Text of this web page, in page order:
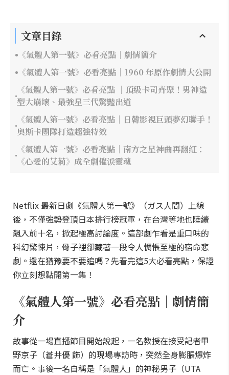
文章目錄
《氣體人第一號》必看亮點｜劇情簡介
《氣體人第一號》必看亮點｜1960 年原作劇情大公開
《氣體人第一號》必看亮點 ｜頂級卡司齊聚！男神造
型大崩壞、最強星三代驚豔出道
《氣體人第一號》必看亮點｜日韓影視巨頭夢幻聯手！
奧斯卡團隊打造超強特效
《氣體人第一號》必看亮點｜南方之星神曲再翻紅：
《心愛的艾莉》成全劇催淚靈魂
Netflix 最新日劇《氣體人第一號》（ガス人間）上線
後，不僅強勢登頂日本排行榜冠軍，在台灣等地也陸續
飆入前十名，掀起極高討論度。這部劇乍看是重口味的
科幻驚悚片，骨子裡卻藏著一段令人惆悵至極的宿命悲
劇。還在猶豫要不要追嗎？先看完這5大必看亮點，保證
你立刻想點開第一集！
《氣體人第一號》必看亮點｜劇情簡
介
故事從一場直播節目開始說起，一名教授在接受記者甲
野京子（蒼井優 飾）的現場專訪時，突然全身膨脹爆炸
而亡。事後一名自稱是「氣體人」的神秘男子（UTA